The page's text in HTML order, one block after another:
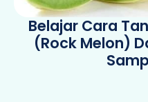
Belajar Cara
(Rock Melon)